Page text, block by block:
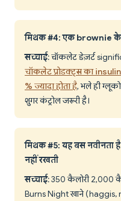
मिथक #4: एक brownie
सच्चाई: चॉकलेट डेज़र्ट
चॉकलेट प्रोडक्ट्स का
% ज्यादा होता है, भले ही
शुगर कंट्रोल जरूरी है।
मिथक #5: यह बस नवीनता
नहीं रखती
सच्चाई: 350 कैलोरी 2,000
Burns Night खाने